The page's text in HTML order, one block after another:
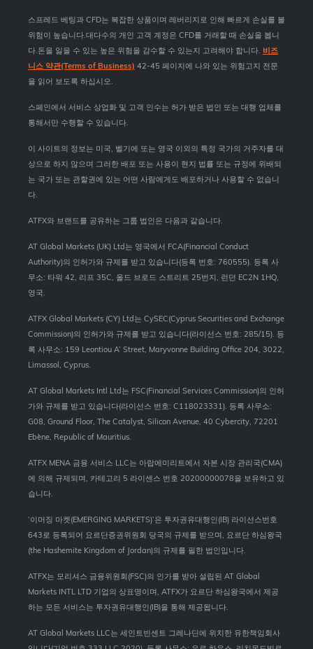
스프레드 베팅과 CFD는 복잡한 상품이며 레버리지로 인해 빠르게 손실를 볼
위험이 높습니다.대다수의 개인 고객 계정은 CFD를 거래할 때 손실을 봅니
다.돈을 잃을 수 있는 높은 위험을 감수할 수 있는지 고려해야 합니다. 비즈
니스 약관(Terms of Business) 42-45 페이지에 나와 있는 위험고지 전문
을 읽어 보도록 하십시오.
스페인에서 서비스 상업화 및 고객 인수는 허가 받은 법인 또는 대행 업체를
통해서만 수행할 수 있습니다.
이 사이트의 정보는 미국, 벨기에 또는 영국 이외의 특정 국가의 거주자를 대
상으로 하지 않으며 그러한 배포 또는 사용이 현지 법률 또는 규정에 위배되
는 국가 또는 관할권에 있는 어떤 사람에게도 배포하거나 사용할 수 없습니
다.
ATFX와 브랜드를 공유하는 그룹 법인은 다음과 같습니다.
AT Global Markets (UK) Ltd는 영국에서 FCA(Financial Conduct
Authority)의 인허가와 규제를 받고 있습니다(등록 번호: 760555). 등록 사
무소: 타워 42, 리프 35C, 올드 브로드 스트리트 25번지, 런던 EC2N 1HQ,
영국.
ATFX Global Markets (CY) Ltd는 CySEC(Cyprus Securities and Exchange
Commission)의 인허가와 규제를 받고 있습니다(라이선스 번호: 285/15). 등
록 사무소: 159 Leontiou A’ Street, Maryvonne Building Office 204, 3022,
Limassol, Cyprus.
AT Global Markets Intl Ltd는 FSC(Financial Services Commission)의 인허
가와 규제를 받고 있습니다(라이선스 번호: C118023331). 등록 사무소:
G08, Ground Floor, The Catalyst, Silicon Avenue, 40 Cybercity, 72201
Ebène, Republic of Mauritius.
ATFX MENA 금융 서비스 LLC는 아랍에미리트에서 자본 시장 관리국(CMA)
에 의해 규제되며, 카테고리 5 라이센스 번호 20200000078을 보유하고 있
습니다.
‘이머징 마켓(EMERGING MARKETS)’은 투자권유대행인(IB) 라이선스번호
643로 등록되어 요르단증권위원회 당국의 규제를 받으며, 요르단 하심왕국
(the Hashemite Kingdom of Jordan)의 규제를 필한 법인입니다.
ATFX는 모리셔스 금융위원회(FSC)의 인가를 받아 설립된 AT Global
Markets INTL LTD 기업의 상표명이며, ATFX가 요르단 하심왕국에서 제공
하는 모든 서비스는 투자권유대행인(IB)을 통해 제공됩니다.
AT Global Markets LLC는 세인트빈센트 그레나딘에 위치한 유한책임회사